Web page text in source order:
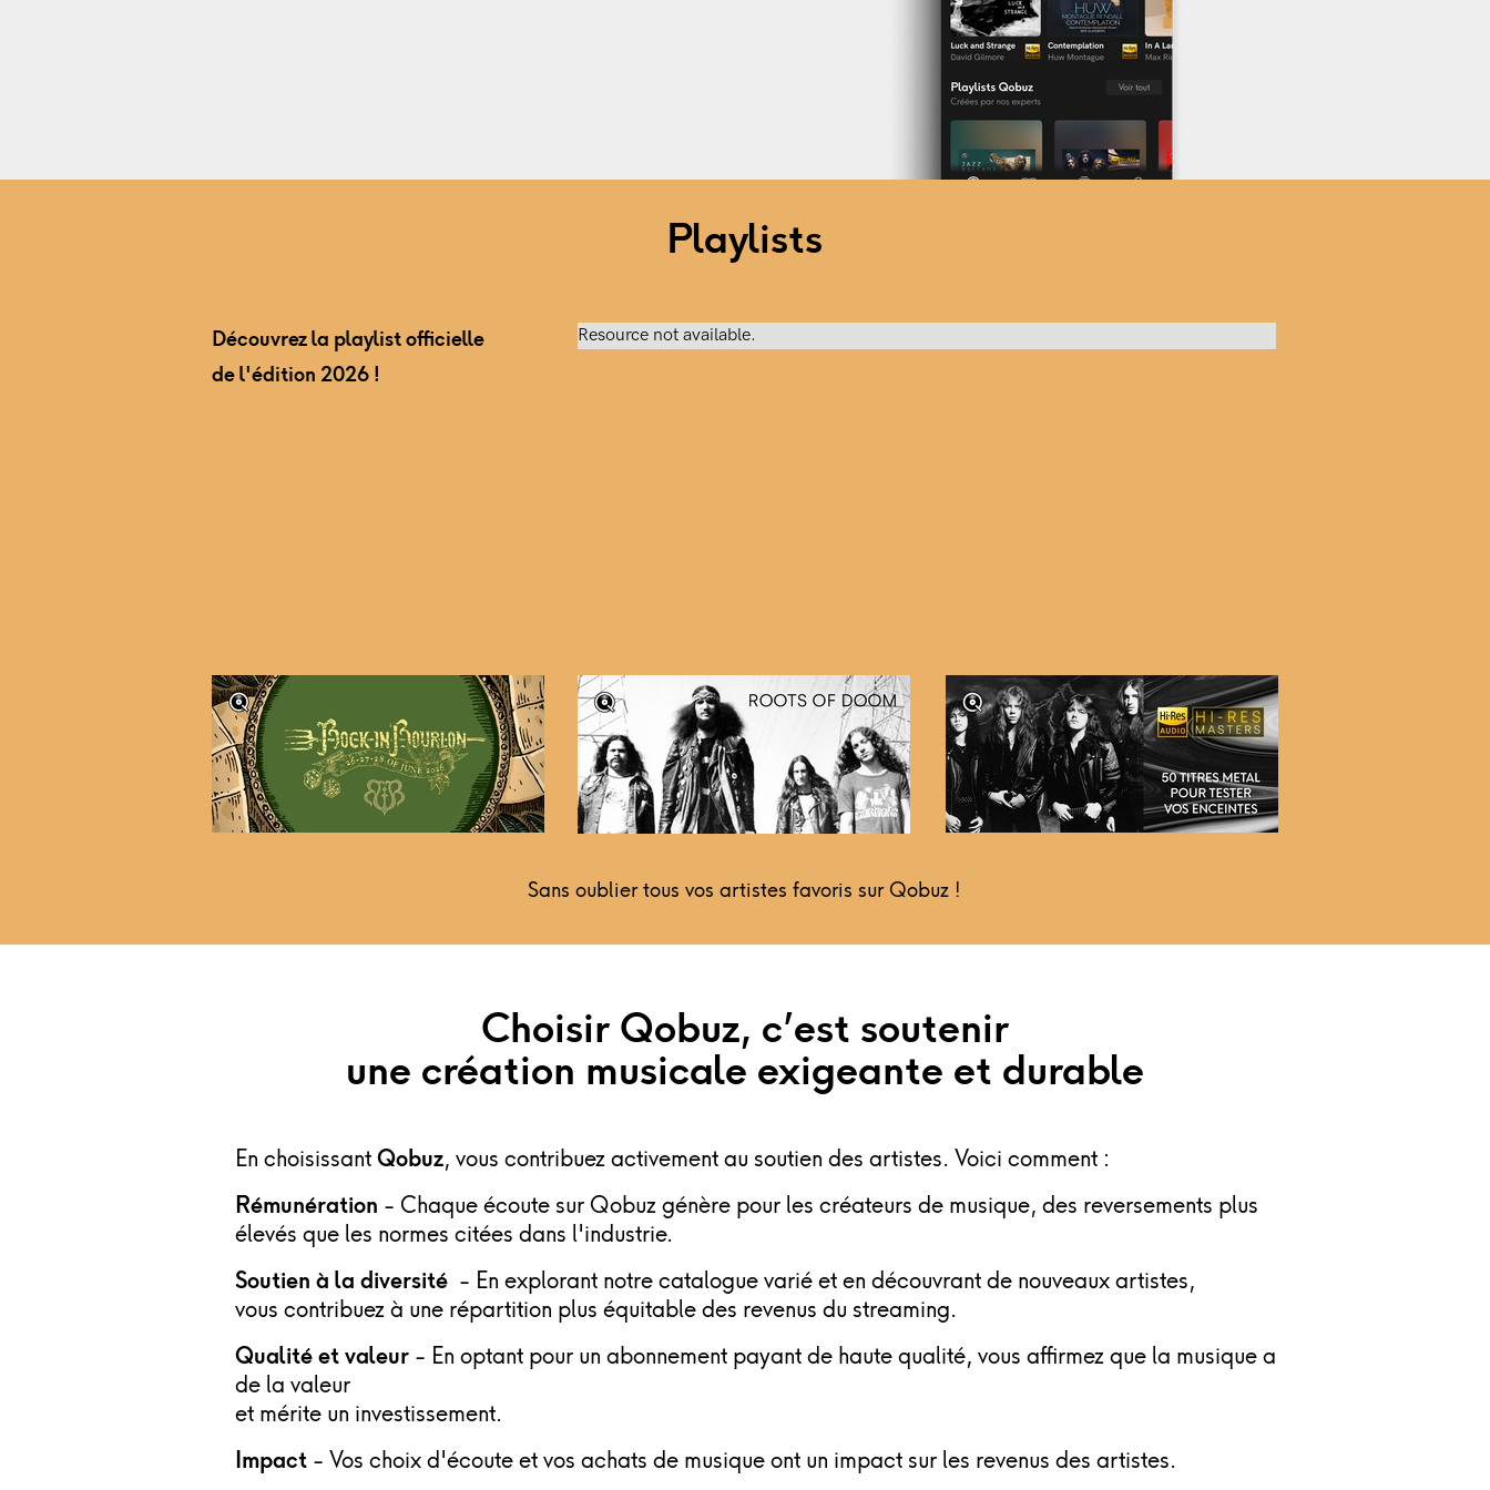
Playlists
Sans oublier tous vos artistes favoris surQobuz !
Découvrez la playlist officielle
de l'édition 2026 !
Choisir Qobuz, c’est soutenir
une création musicale exigeante et durable
En choisissant Qobuz, vous contribuez activement au soutien des artistes. Voici comment :
Rémunération - Chaque écoute sur Qobuz génère pour les créateurs de musique, des reversements plus
élevés que les normes citées dans l'industrie.
Soutien à la diversité - En explorant notre catalogue varié et en découvrant de nouveaux artistes,
vous contribuez à une répartition plus équitable des revenus du streaming.
Qualité et valeur - En optant pour un abonnement payant de haute qualité, vous affirmez que la musique a
de la valeur
et mérite un investissement.
Impact - Vos choix d'écoute et vos achats de musique ont un impact sur les revenus des artistes.